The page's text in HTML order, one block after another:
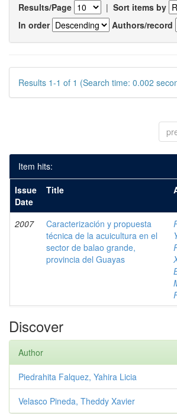
Results/Page | Sort items by
In order
Authors/record
Results 1-1 of 1 (Search time: 0.002
Item hits:
Issue
Date
Title
2007
Caracterización y propuesta
técnica de la acuicultura en el
sector de balao grande,
provincia del Guayas
Discover
Author
Piedrahita Falquez, Yahira Licia
Velasco Pineda, Theddy Xavier